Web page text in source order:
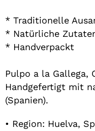
* Traditionelle
* Natürliche
* Handverpackt
Pulpo a la Gallega,
Handgefertigt mit
(Spanien).
• Region: Huelva,